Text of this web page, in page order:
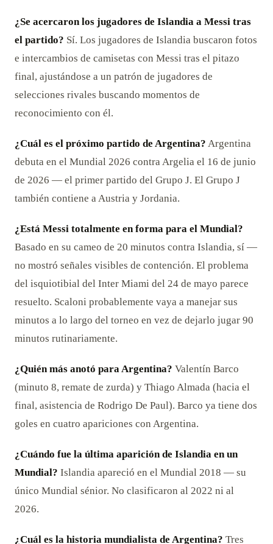
¿Se acercaron los jugadores de Islandia a Messi tras
el partido? Sí. Los jugadores de Islandia buscaron fotos
e intercambios de camisetas con Messi tras el pitazo
final, ajustándose a un patrón de jugadores de
selecciones rivales buscando momentos de
reconocimiento con él.
¿Cuál es el próximo partido de Argentina? Argentina
debuta en el Mundial 2026 contra Argelia el 16 de junio
de 2026 — el primer partido del Grupo J. El Grupo J
también contiene a Austria y Jordania.
¿Está Messi totalmente en forma para el Mundial?
Basado en su cameo de 20 minutos contra Islandia, sí —
no mostró señales visibles de contención. El problema
del isquiotibial del Inter Miami del 24 de mayo parece
resuelto. Scaloni probablemente vaya a manejar sus
minutos a lo largo del torneo en vez de dejarlo jugar 90
minutos rutinariamente.
¿Quién más anotó para Argentina? Valentín Barco
(minuto 8, remate de zurda) y Thiago Almada (hacia el
final, asistencia de Rodrigo De Paul). Barco ya tiene dos
goles en cuatro apariciones con Argentina.
¿Cuándo fue la última aparición de Islandia en un
Mundial? Islandia apareció en el Mundial 2018 — su
único Mundial sénior. No clasificaron al 2022 ni al
2026.
¿Cuál es la historia mundialista de Argentina? Tres